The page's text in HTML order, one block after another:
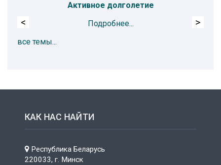
Активное долголетие
Подробнее...
< >
все темы...
КАК НАС НАЙТИ
Республика Беларусь
220033, г. Минск